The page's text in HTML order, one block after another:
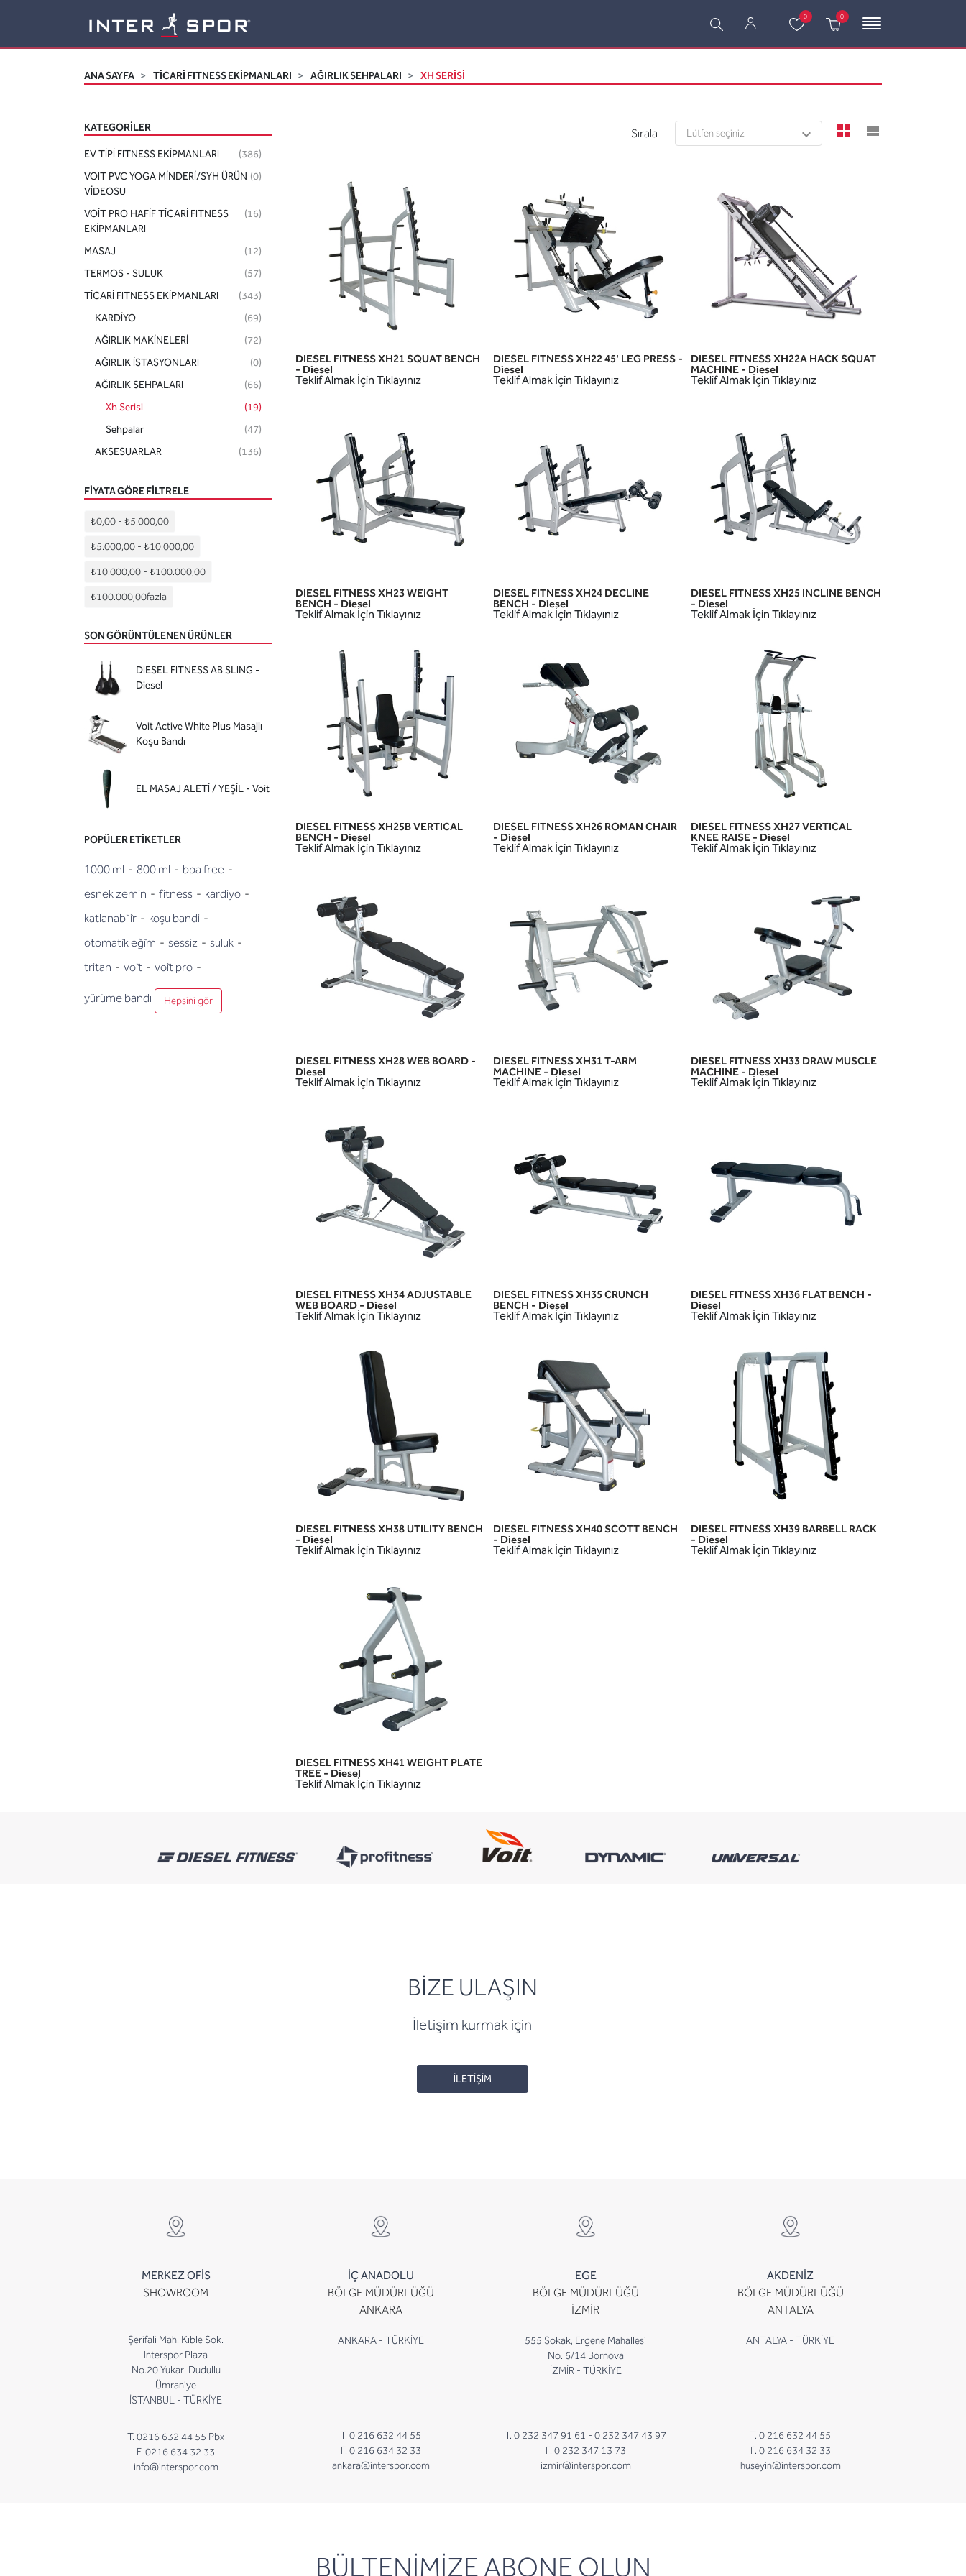
0 0
ANA SAYFA TİCARİ FITNESS EKİPMANLARI AĞIRLIK SEHPALARI XH SERISI
KATEGORILER
EV TİPİ FITNESS EKİPMANLARI
(386)
VOIT PVC YOGA MİNDERİ/SYH ÜRÜN
VİDEOSU
(0)
VOİT PRO HAFİF TİCARİ FITNESS
EKİPMANLARI
(16)
MASAJ
(12)
TERMOS - SULUK
(57)
TİCARİ FITNESS EKİPMANLARI
(343)
KARDİYO
(69)
AĞIRLIK MAKİNELERİ
(72)
AĞIRLIK İSTASYONLARI
(0)
AĞIRLIK SEHPALARI
(66)
Xh Serisi
(19)
Sehpalar
(47)
AKSESUARLAR
(136)
FIYATA GÖRE FILTRELE
₺0,00 - ₺5.000,00
₺5.000,00 - ₺10.000,00
₺10.000,00 - ₺100.000,00
₺100.000,00fazla
SON GÖRÜNTÜLENEN ÜRÜNLER
DIESEL FITNESS AB SLING -
Diesel
Voit Active White Plus Masajlı
Koşu Bandı
EL MASAJ ALETİ / YEŞİL - Voit
POPÜLER ETIKETLER
1000 ml - 800 ml - bpa free -
esnek zemin - fitness - kardiyo -
katlanabi̇li̇r - koşu bandi -
otomati̇k eği̇m - sessiz - suluk -
tritan - voi̇t - voi̇t pro -
yürüme bandı Hepsini gör
Sırala viewmode grid
HIZLI GÖRÜNÜM
DIESEL FITNESS XH21 SQUAT BENCH
- Diesel
Teklif Almak İçin Tıklayınız
HIZLI GÖRÜNÜM
DIESEL FITNESS XH22 45' LEG PRESS -
Diesel
Teklif Almak İçin Tıklayınız
HIZLI GÖRÜNÜM
DIESEL FITNESS XH22A HACK SQUAT
MACHINE - Diesel
Teklif Almak İçin Tıklayınız
HIZLI GÖRÜNÜM
DIESEL FITNESS XH23 WEIGHT
BENCH - Diesel
Teklif Almak İçin Tıklayınız
HIZLI GÖRÜNÜM
DIESEL FITNESS XH24 DECLINE
BENCH - Diesel
Teklif Almak İçin Tıklayınız
HIZLI GÖRÜNÜM
DIESEL FITNESS XH25 INCLINE BENCH
- Diesel
Teklif Almak İçin Tıklayınız
HIZLI GÖRÜNÜM
DIESEL FITNESS XH25B VERTICAL
BENCH - Diesel
Teklif Almak İçin Tıklayınız
HIZLI GÖRÜNÜM
DIESEL FITNESS XH26 ROMAN CHAIR
- Diesel
Teklif Almak İçin Tıklayınız
HIZLI GÖRÜNÜM
DIESEL FITNESS XH27 VERTICAL
KNEE RAISE - Diesel
Teklif Almak İçin Tıklayınız
HIZLI GÖRÜNÜM
DIESEL FITNESS XH28 WEB BOARD -
Diesel
Teklif Almak İçin Tıklayınız
HIZLI GÖRÜNÜM
DIESEL FITNESS XH31 T-ARM
MACHINE - Diesel
Teklif Almak İçin Tıklayınız
HIZLI GÖRÜNÜM
DIESEL FITNESS XH33 DRAW MUSCLE
MACHINE - Diesel
Teklif Almak İçin Tıklayınız
HIZLI GÖRÜNÜM
DIESEL FITNESS XH34 ADJUSTABLE
WEB BOARD - Diesel
Teklif Almak İçin Tıklayınız
HIZLI GÖRÜNÜM
DIESEL FITNESS XH35 CRUNCH
BENCH - Diesel
Teklif Almak İçin Tıklayınız
HIZLI GÖRÜNÜM
DIESEL FITNESS XH36 FLAT BENCH -
Diesel
Teklif Almak İçin Tıklayınız
HIZLI GÖRÜNÜM
DIESEL FITNESS XH38 UTILITY BENCH
- Diesel
Teklif Almak İçin Tıklayınız
HIZLI GÖRÜNÜM
DIESEL FITNESS XH40 SCOTT BENCH
- Diesel
Teklif Almak İçin Tıklayınız
HIZLI GÖRÜNÜM
DIESEL FITNESS XH39 BARBELL RACK
- Diesel
Teklif Almak İçin Tıklayınız
HIZLI GÖRÜNÜM
DIESEL FITNESS XH41 WEIGHT PLATE
TREE - Diesel
Teklif Almak İçin Tıklayınız
BİZE ULAŞIN
İletişim kurmak için
İLETİŞİM
MERKEZ OFİS
SHOWROOM
Şerifali Mah. Kıble Sok.
Interspor Plaza
No.20 Yukarı Dudullu
Ümraniye
İSTANBUL - TÜRKİYE
T. 0216 632 44 55 Pbx
F. 0216 634 32 33
info@interspor.com
İÇ ANADOLU
BÖLGE MÜDÜRLÜĞÜ
ANKARA
ANKARA - TÜRKİYE
T. 0 216 632 44 55
F. 0 216 634 32 33
ankara@interspor.com
EGE
BÖLGE MÜDÜRLÜĞÜ
İZMİR
555 Sokak, Ergene Mahallesi
No. 6/14 Bornova
İZMİR - TÜRKİYE
T. 0 232 347 91 61 - 0 232 347 43 97
F. 0 232 347 13 73
izmir@interspor.com
AKDENİZ
BÖLGE MÜDÜRLÜĞÜ
ANTALYA
ANTALYA - TÜRKİYE
T. 0 216 632 44 55
F. 0 216 634 32 33
huseyin@interspor.com
BÜLTENİMİZE ABONE OLUN
newsletter